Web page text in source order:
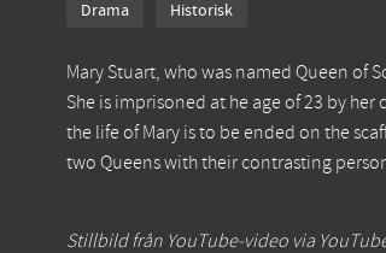
Drama Historisk
Mary Stuart, who was named Queen of
She is imprisoned at he age of 23 by
the life of Mary is to be ended on the
two Queens with their contrasting
Stillbild från YouTube-video via